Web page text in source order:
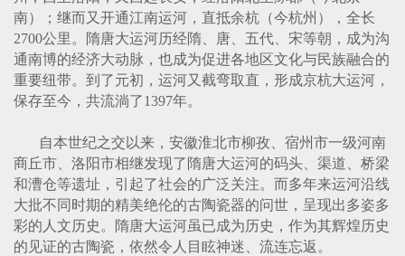
南）；继而又开通江南运河，直抵余杭（今杭州），全长
2700公里。隋唐大运河历经隋、唐、五代、宋等朝，成为沟
通南博的经济大动脉，也成为促进各地区文化与民族融合的
重要纽带。到了元初，运河又截弯取直，形成京杭大运河，
保存至今，共流淌了1397年。
自本世纪之交以来，安徽淮北市柳孜、宿州市一级河南
商丘市、洛阳市相继发现了隋唐大运河的码头、渠道、桥梁
和漕仓等遗址，引起了社会的广泛关注。而多年来运河沿线
大批不同时期的精美绝伦的古陶瓷器的问世，呈现出多姿多
彩的人文历史。隋唐大运河虽已成为历史，作为其辉煌历史
的见证的古陶瓷，依然令人目眩神迷、流连忘返。